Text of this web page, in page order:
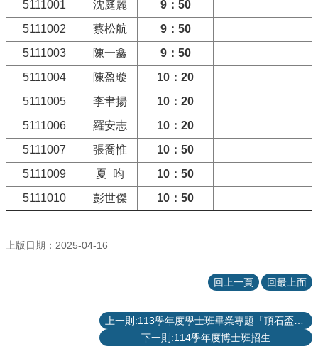
告
項
於
工
學
招
5111001
沈庭麗
9：50
5111002
蔡松航
9：50
5111003
陳一鑫
9：50
5111004
陳盈璇
10：20
5111005
李聿揚
10：20
5111006
羅安志
10：20
5111007
張喬惟
10：50
5111009
夏 昀
10：50
5111010
彭世傑 10：50
上版日期：2025-04-16
回上一頁 回最上面
下一則:114學年度博士班招生